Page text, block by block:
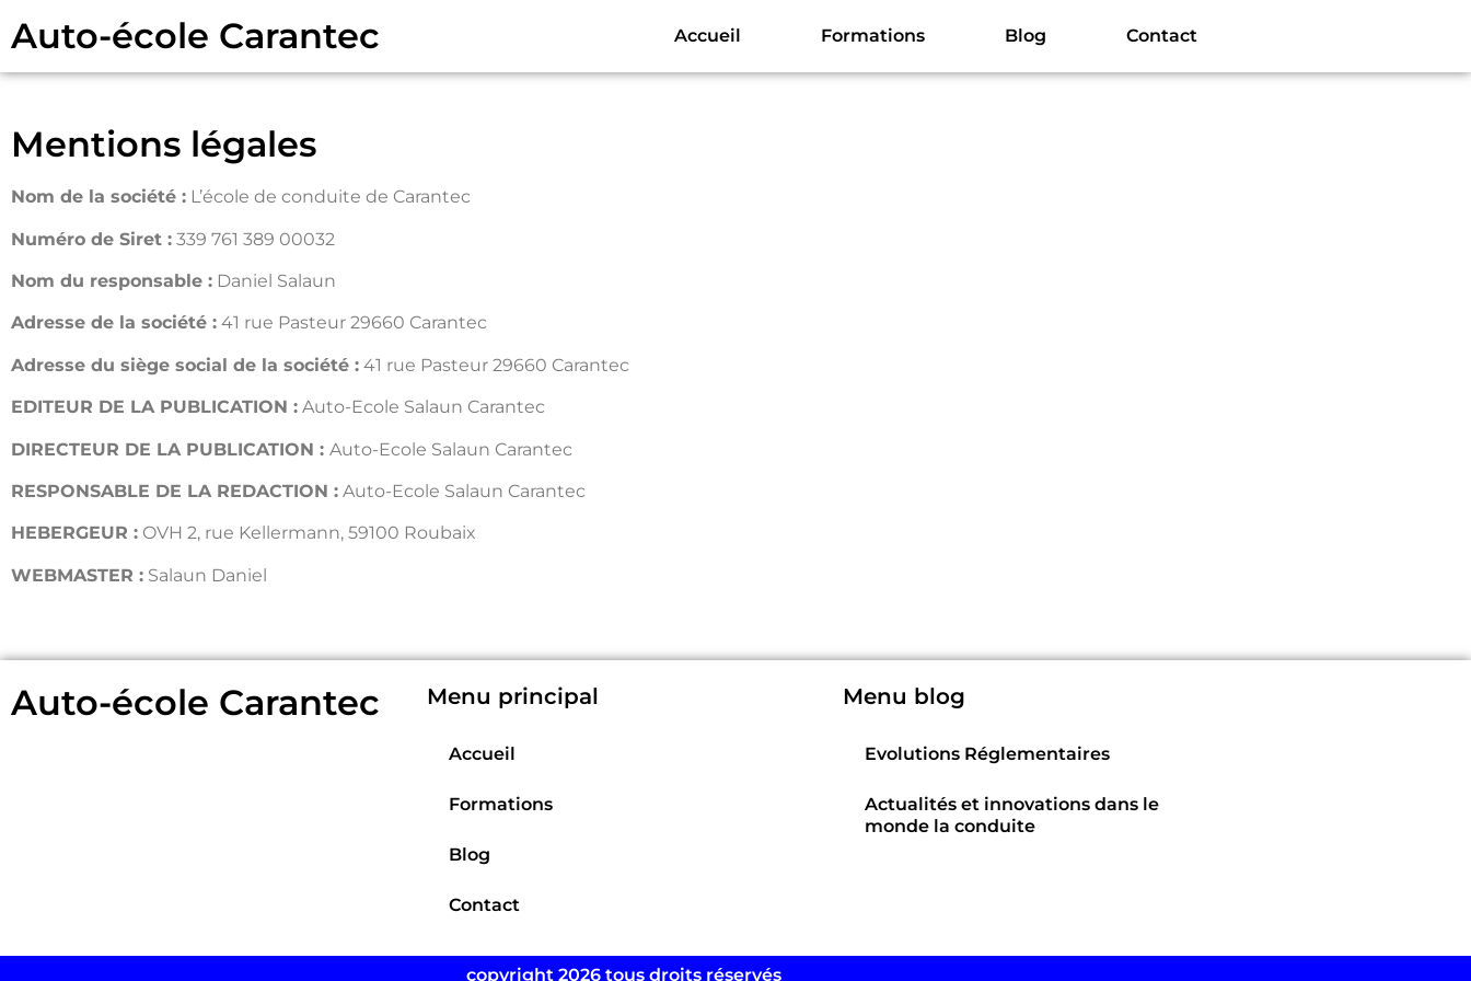
Auto-école Carantec Accueil Formations Blog Contact
Mentions légales
Nom de la société : L’école de conduite de Carantec
Numéro de Siret : 339 761 389 00032
Nom du responsable : Daniel Salaun
Adresse de la société : 41 rue Pasteur 29660 Carantec
Adresse du siège social de la société : 41 rue Pasteur 29660 Carantec
EDITEUR DE LA PUBLICATION : Auto-Ecole Salaun Carantec
DIRECTEUR DE LA PUBLICATION : Auto-Ecole Salaun Carantec
RESPONSABLE DE LA REDACTION : Auto-Ecole Salaun Carantec
HEBERGEUR : OVH 2, rue Kellermann, 59100 Roubaix
WEBMASTER : Salaun Daniel
Auto-école Carantec Menu principal
Accueil
Formations
Blog
Contact
Menu blog
Evolutions Réglementaires
Actualités et innovations dans le
monde la conduite
copyright 2026 tous droits réservés